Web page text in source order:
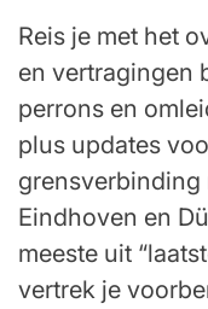
Reis je met het
en vertragingen
perrons en
plus updates
Eindhoven en
meeste uit
vertrek je